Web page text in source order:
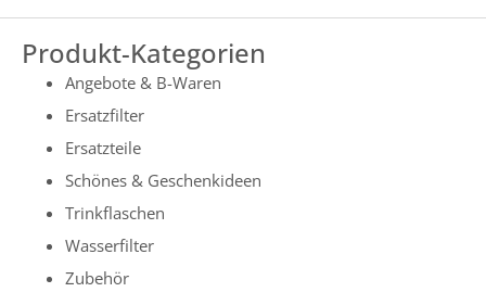
Produkt-Kategorien
Angebote & B-Waren
Ersatzfilter
Ersatzteile
Schönes & Geschenkideen
Trinkflaschen
Wasserfilter
Zubehör